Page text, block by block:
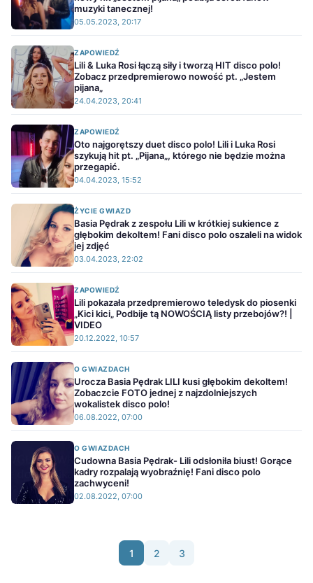
muzyki tanecznej!
05.05.2023, 20:17
ZAPOWIEDŹ
Lili & Luka Rosi łączą siły i tworzą HIT disco polo!
Zobacz przedpremierowo nowość pt. „Jestem
pijana„
24.04.2023, 20:41
ZAPOWIEDŹ
Oto najgorętszy duet disco polo! Lili i Luka Rosi
szykują hit pt. „Pijana„, którego nie będzie można
przegapić.
04.04.2023, 15:52
ŻYCIE GWIAZD
Basia Pędrak z zespołu Lili w krótkiej sukience z
głębokim dekoltem! Fani disco polo oszaleli na widok
jej zdjęć
03.04.2023, 22:02
ZAPOWIEDŹ
Lili pokazała przedpremierowo teledysk do piosenki
„Kici kici„ Podbije tą NOWOŚCIĄ listy przebojów?! |
VIDEO
20.12.2022, 10:57
O GWIAZDACH
Urocza Basia Pędrak LILI kusi głębokim dekoltem!
Zobaczcie FOTO jednej z najzdolniejszych
wokalistek disco polo!
06.08.2022, 07:00
O GWIAZDACH
Cudowna Basia Pędrak- Lili odsłoniła biust! Gorące
kadry rozpalają wyobraźnię! Fani disco polo
zachwyceni!
02.08.2022, 07:00
1 2 3